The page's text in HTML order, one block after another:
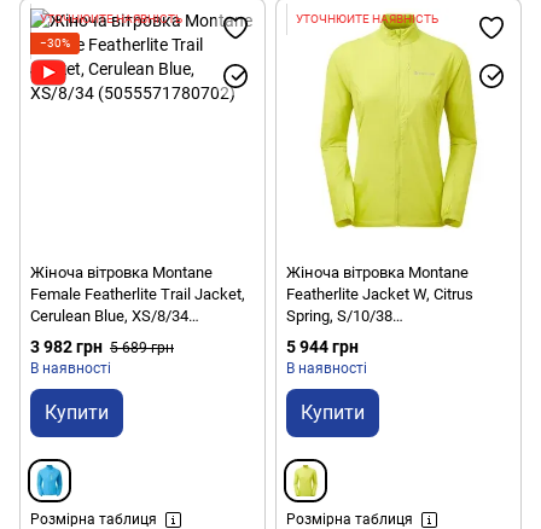
УТОЧНЮЙТЕ НАЯВНІСТЬ
−30%
Жіноча вітровка Montane
Female Featherlite Trail Jacket,
Cerulean Blue, XS/8/34
(5055571780702)
3 982 грн 5 689 грн
В наявності
Купити
Розмірна таблиця
УТОЧНЮЙТЕ НАЯВНІСТЬ
Жіноча вітровка Montane
Featherlite Jacket W, Citrus
Spring, S/10/38
(5056601036226)
5 944 грн
В наявності
Купити
Розмірна таблиця